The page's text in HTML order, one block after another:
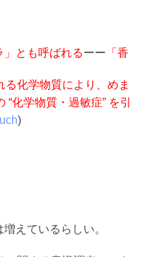
とも呼ばれるーー 「香
化学物質により、めま
化学物質・過敏症” を引
)
えているらしい。